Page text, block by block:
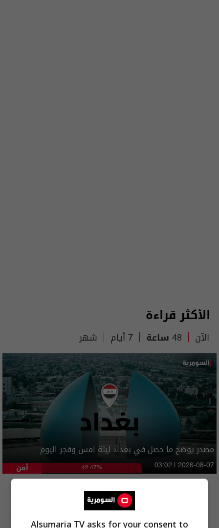
الأكثر قراءة
الآن 48 ساعة 7 أيام شهر
مصدر يوضح ما حصل في بغداد ليلة امس وفجر اليوم
أمن 42.47% 03:02 | 2026-08-07
Alsumaria TV asks for your consent to